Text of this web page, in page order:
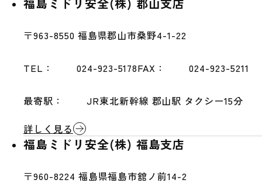
〒963-8550 福島県郡山市桑野4-1-22
TEL： 024-923-5178FAX： 024-923-5211
最寄駅：
JR東北新幹線 郡山駅 タクシー15分
詳しく見る
福島ミドリ安全(株) 福島支店
〒960-8224 福島県福島市舘ノ前14-2